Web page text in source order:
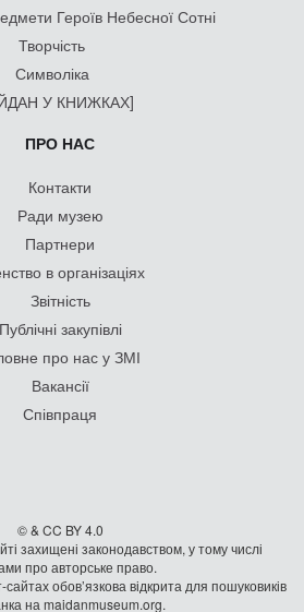
Героїв Небесної Сотні
Творчість
Символіка
У КНИЖКАХ]
ПРО НАС
Контакти
Ради музею
Партнери
в організаціях
Звітність
Публічні закупівлі
про нас у ЗМІ
Вакансії
Співпраця
© & CC BY 4.0
захищені законодавством, у тому числі
про авторське право.
обов’язкова відкрита для пошуковиків
на maidanmuseum.org.